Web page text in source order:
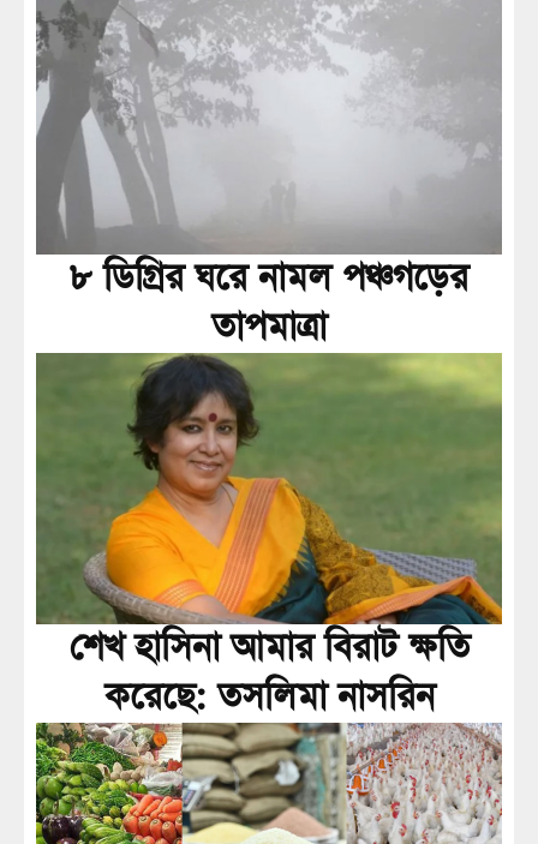
৮ ডিগ্রির ঘরে নামল পঞ্চগড়ের
তাপমাত্রা
শেখ হাসিনা আমার বিরাট ক্ষতি
করেছে: তসলিমা নাসরিন